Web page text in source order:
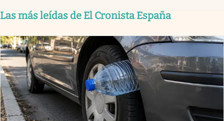
Las más leídas de El Cronista España